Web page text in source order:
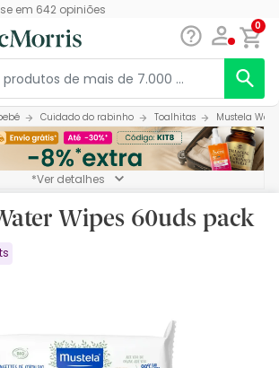
em 642opiniões
0
Cuidado do rabinho Toalhitas Mustela
*Ver detalhes
Wipes 60uds pack